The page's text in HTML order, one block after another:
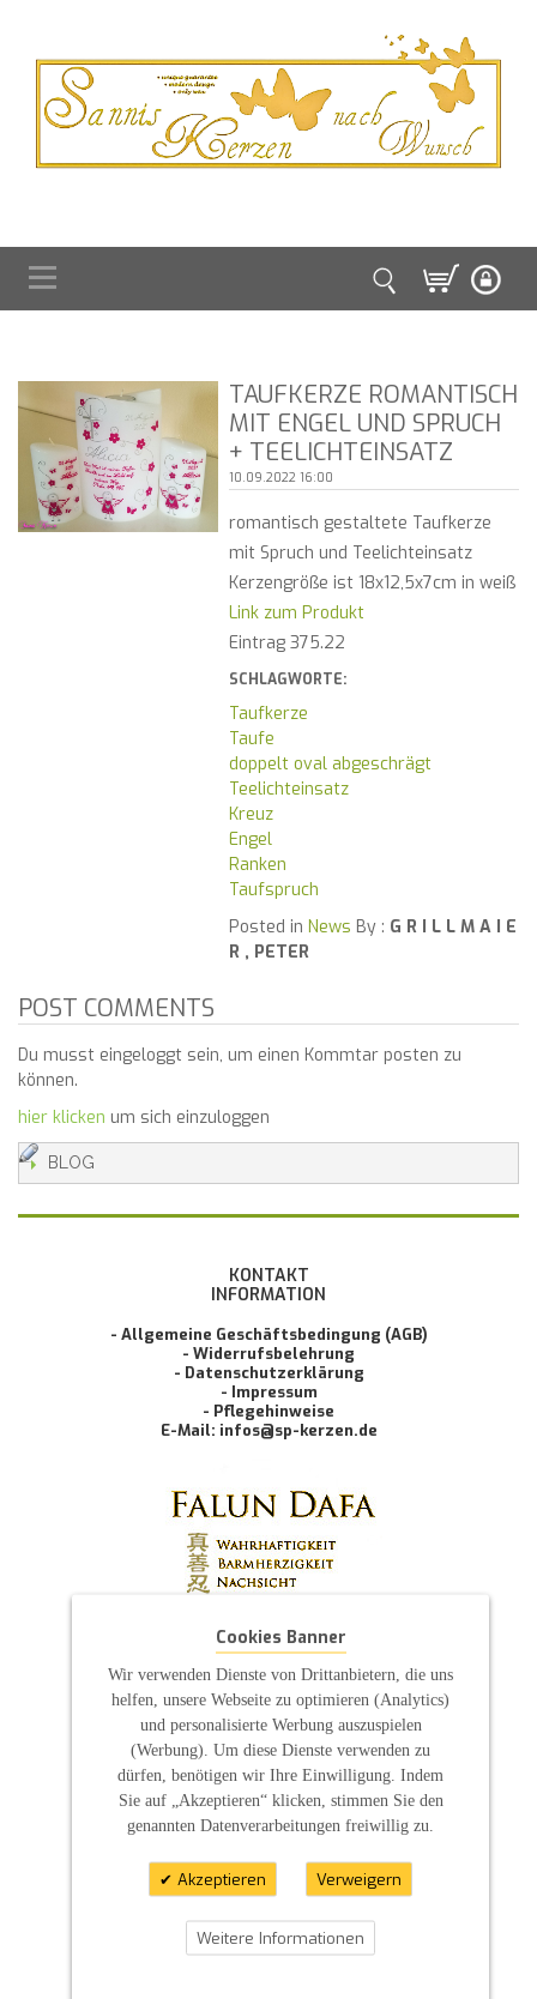
TAUFKERZE ROMANTISCH
MIT ENGEL UND SPRUCH
+ TEELICHTEINSATZ
10.09.2022 16:00
romantisch gestaltete Taufkerze
mit Spruch und Teelichteinsatz
Kerzengröße ist 18x12,5x7cm in weiß
Link zum Produkt
Eintrag 375.22
SCHLAGWORTE:
Taufkerze
Taufe
doppelt oval abgeschrägt
Teelichteinsatz
Kreuz
Engel
Ranken
Taufspruch
Posted in News By : G R I L L M A I E
R , PETER
POST COMMENTS
Du musst eingeloggt sein, um einen Kommtar posten zu
können.
hier klicken um sich einzuloggen
BLOG
KONTAKT
INFORMATION
- Allgemeine Geschäftsbedingung (AGB)
- Widerrufsbelehrung
- Datenschutzerklärung
- Impressum
- Pflegehinweise
E-Mail: infos@sp-kerzen.de
Cookies Banner
Wir verwenden Dienste von Drittanbietern, die uns
helfen, unsere Webseite zu optimieren (Analytics)
und personalisierte Werbung auszuspielen
(Werbung). Um diese Dienste verwenden zu
dürfen, benötigen wir Ihre Einwilligung. Indem
Sie auf „Akzeptieren“ klicken, stimmen Sie den
genannten Datenverarbeitungen freiwillig zu.
Akzeptieren Verweigern
Weitere Informationen